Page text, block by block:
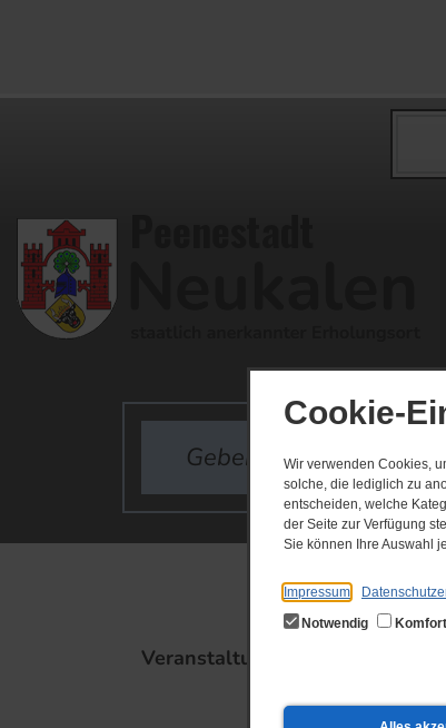
Cookie-
Wir verwenden Cookies,
solche, die lediglich zu
entscheiden, welche
der Seite zur Verfügung
Sie können Ihre Auswahl
Impressum
Notwendig
Komfort
Veranstaltungstipps